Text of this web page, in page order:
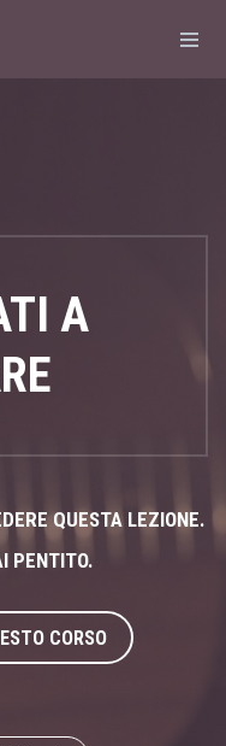
A
QUESTA LEZIONE.
PENTITO.
CORSO